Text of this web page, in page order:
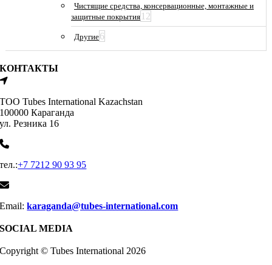
Чистящие средства, консервационные, монтажные и
защитные покрытия 12
Другие6
КОНТАКТЫ
ТОО Tubes International Kazachstan
100000 Караганда
ул. Резника 16
тел.:+7 7212 90 93 95
Email:karaganda@tubes-international.com
SOCIAL MEDIA
Copyright © Tubes International 2026